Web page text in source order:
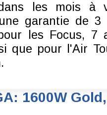
dans les mois à
garantie de
les Focus, 7
que pour l'Air
1600W